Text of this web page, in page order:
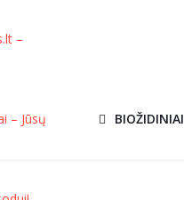
BIOŽIDINIAI